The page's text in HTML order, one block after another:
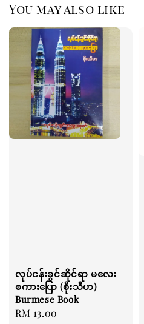
You may also like
လုပ်ငန်းခွင်ဆိုင်ရာ မလေး
စကားပြော (စိုးသီဟ)
Burmese Book
Regular
RM 13.00